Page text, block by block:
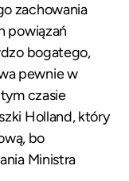
zachowania
powiązań
bogatego,
pewnie w
czasie
Holland, który
bo
Ministra